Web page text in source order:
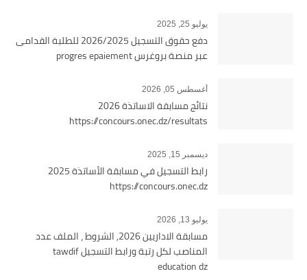
يوليو 25, 2025
دفع حقوق التسجيل 2026/2025 للطلبة القدامى
عبر منصة بروغرس progres epaiement
أغسطس 05, 2026
نتائج مسابقة الاساتذة 2026
https://concours.onec.dz/resultats
ديسمبر 15, 2025
رابط التسجيل في مسابقة الأساتذة 2025
https://concours.onec.dz
يوليو 13, 2026
مسابقة الاداريين 2026, الشروط ، الملف عدد
المناصب لكل رتبة ورابط التسجيل tawdif
education dz